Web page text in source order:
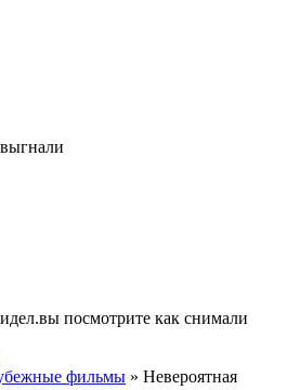
посмотрите как снимали
фильмы » Невероятная